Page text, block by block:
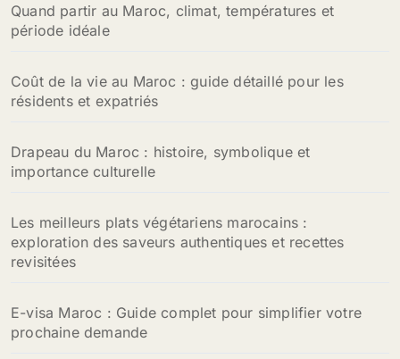
Quand partir au Maroc, climat, températures et
période idéale
Coût de la vie au Maroc : guide détaillé pour les
résidents et expatriés
Drapeau du Maroc : histoire, symbolique et
importance culturelle
Les meilleurs plats végétariens marocains :
exploration des saveurs authentiques et recettes
revisitées
E-visa Maroc : Guide complet pour simplifier votre
prochaine demande